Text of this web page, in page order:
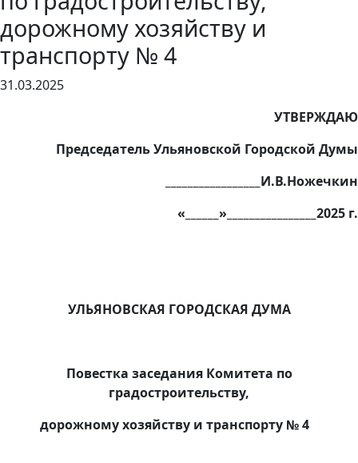
дорожному хозяйству и
транспорту № 4
31.03.2025
УТВЕРЖДАЮ
Председатель Ульяновской Городской Думы
_________________И.В.Ножечкин
«______»________________2025 г.
УЛЬЯНОВСКАЯ ГОРОДСКАЯ ДУМА
Повестка заседания Комитета по
градостроительству,
дорожному хозяйству и транспорту № 4